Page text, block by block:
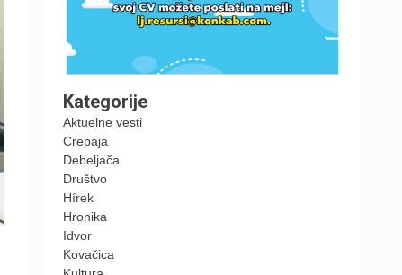
Kategorije
Aktuelne vesti
Crepaja
Debeljača
Društvo
Hírek
Hronika
Idvor
Kovačica